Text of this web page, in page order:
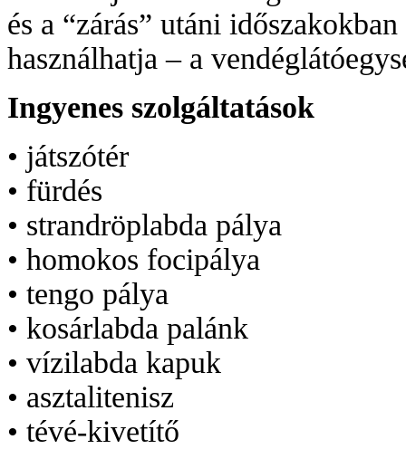
és a “zárás” utáni
használhatja – a
Ingyenes szolgáltatások
• játszótér
• fürdés
• strandröplabda pálya
• homokos focipálya
• tengo pálya
• kosárlabda palánk
• vízilabda kapuk
• asztalitenisz
• tévé-kivetítő